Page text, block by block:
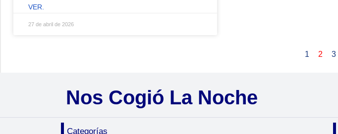
VER.
27 de abril de 2026
1 2 3
Nos Cogió La Noche
Categorías